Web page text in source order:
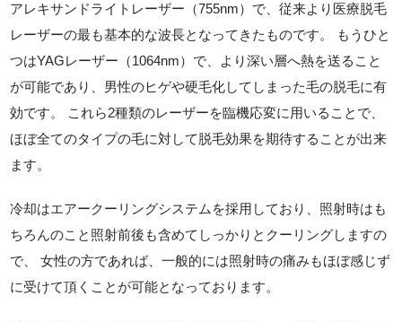
アレキサンドライトレーザー（755nm）で、従来より医療脱毛
レーザーの最も基本的な波長となってきたものです。 もうひと
つはYAGレーザー（1064nm）で、より深い層へ熱を送ること
が可能であり、男性のヒゲや硬毛化してしまった毛の脱毛に有
効です。 これら2種類のレーザーを臨機応変に用いることで、
ほぼ全てのタイプの毛に対して脱毛効果を期待することが出来
ます。
冷却はエアークーリングシステムを採用しており、照射時はも
ちろんのこと照射前後も含めてしっかりとクーリングしますの
で、 女性の方であれば、一般的には照射時の痛みもほぼ感じず
に受けて頂くことが可能となっております。